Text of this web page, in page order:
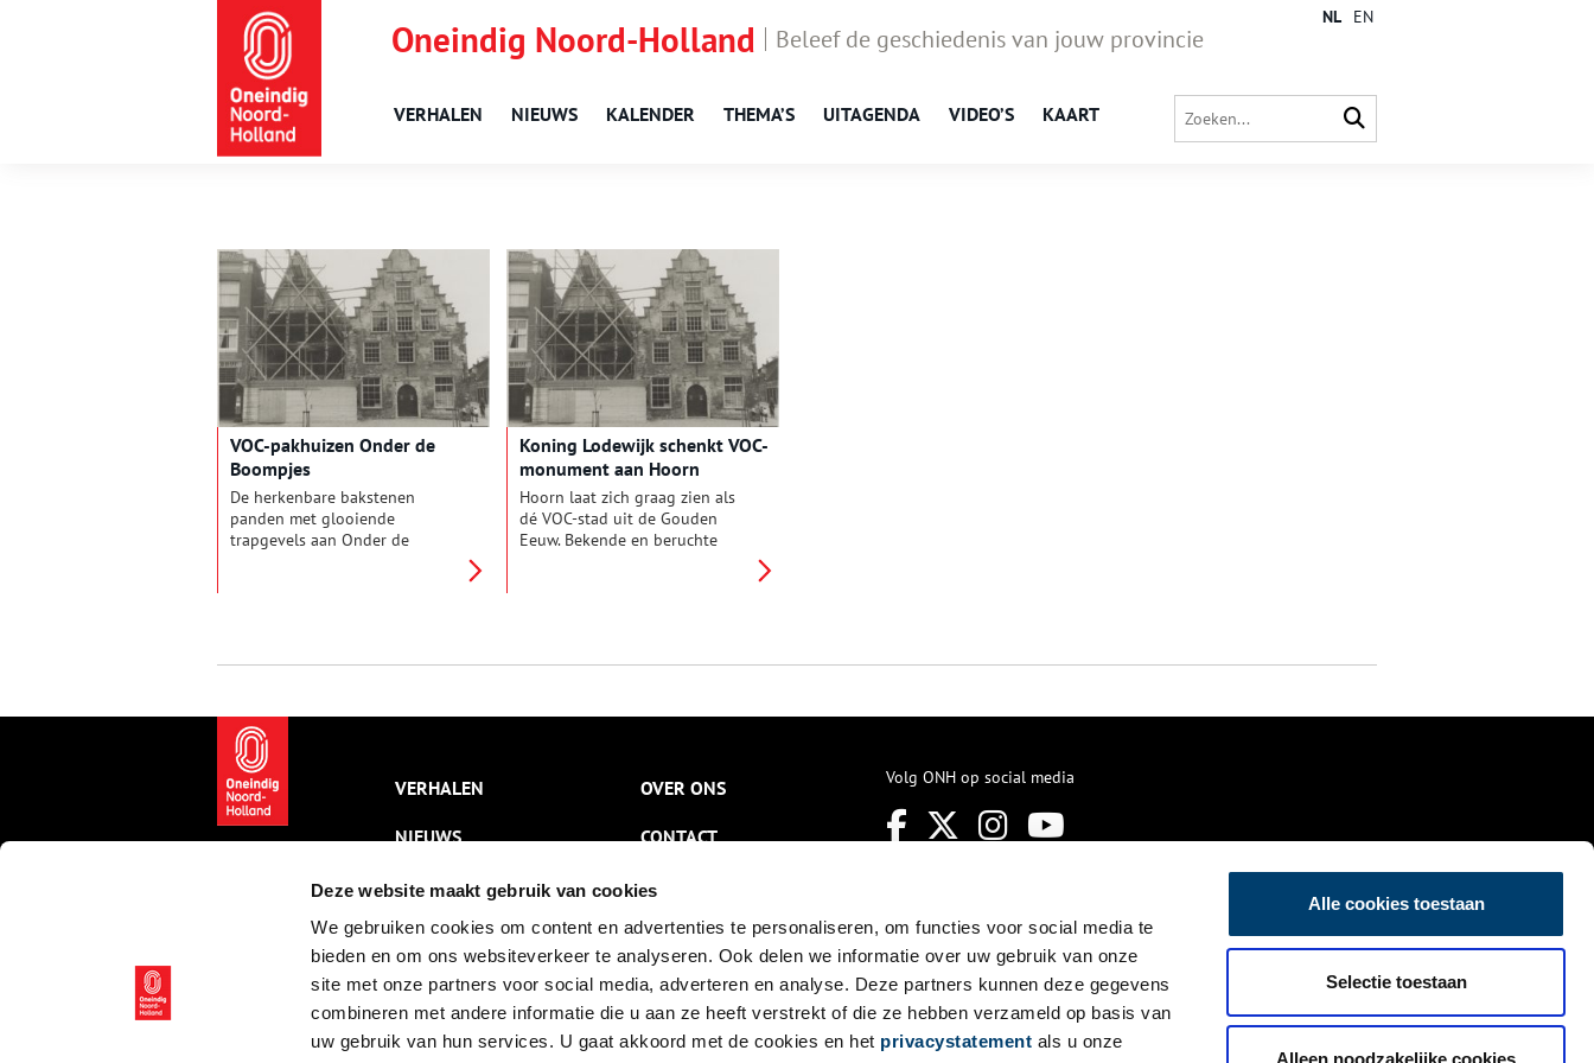
Deze website maakt gebruik van cookies
We gebruiken cookies om content en advertenties te personaliseren, om functies voor social media te
bieden en om ons websiteverkeer te analyseren. Ook delen we informatie over uw gebruik van onze
site met onze partners voor social media, adverteren en analyse. Deze partners kunnen deze gegevens
combineren met andere informatie die u aan ze heeft verstrekt of die ze hebben verzameld op basis van
uw gebruik van hun services. U gaat akkoord met de cookies en het privacystatement als u onze
Alle cookies toestaan
Selectie toestaan
Alleen noodzakelijke cookies
Oneindig Noord-Holland Beleef de geschiedenis van jouw provincie
VERHALEN NIEUWS KALENDER THEMA’S UITAGENDA VIDEO’S KAART
NL EN
VOC-pakhuizen Onder de
Boompjes
De herkenbare bakstenen
panden met glooiende
trapgevels aan Onder de
Koning Lodewijk schenkt VOC-
monument aan Hoorn
Hoorn laat zich graag zien als
dé VOC-stad uit de Gouden
Eeuw. Bekende en beruchte
VERHALEN
NIEUWS
KALENDER
THEMA’S
ACTIVITEITEN
VIDEO’S
OVER ONS
CONTACT
NIEUWSBRIEF
DISCLAIMER
PRIVACY
TOEGANKELIJKHEID
Volg ONH op social media